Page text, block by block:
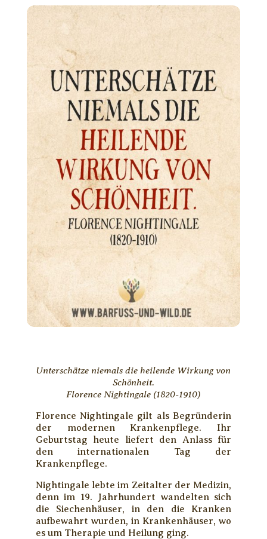
Unterschätze niemals die heilende Wirkung von
Schönheit.
Florence Nightingale (1820-1910)
Florence Nightingale gilt als Begründerin
der modernen Krankenpflege. Ihr
Geburtstag heute liefert den Anlass für
den internationalen Tag der
Krankenpflege.
Nightingale lebte im Zeitalter der Medizin,
denn im 19. Jahrhundert wandelten sich
die Siechenhäuser, in den die Kranken
aufbewahrt wurden, in Krankenhäuser, wo
es um Therapie und Heilung ging.